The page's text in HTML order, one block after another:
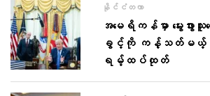
နိုင်ငံတကာ
အမေရိကန်မှာ မွေးဖွား
ခွင့်ကို ကန့်သတ်မယ့်
ရမ့်ထပ်ထုတ်